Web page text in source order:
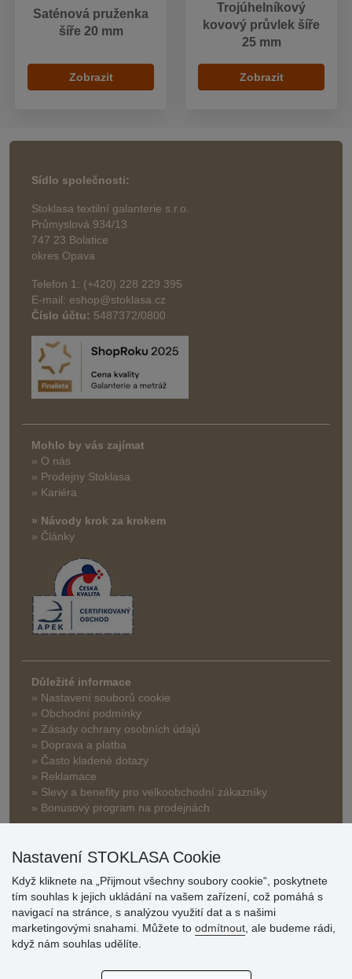
Saténová pruženka
šíře 20 mm
Zobrazit
Trojúhelníkový
kovový průvlek šíře
25 mm
Zobrazit
Sídlo společnosti:
Stoklasa textilní galanterie s.r.o.
Průmyslová 934/13
747 23 Bolatice
okres Opava
Telefon 1: (+420) 228 229 395
E-mail: eshop@stoklasa.cz
Číslo účtu: 5487372/0800
Mohlo by vás zajímat
» O nás
» Prodejny Stoklasa
» Kariéra
» Návody krok za krokem
» Články
Důležité informace
» Nastavení souborů cookie
» Obchodní podmínky
» Zásady ochrany osobních údajů
» Doprava a platba
» Často kladené dotazy
» Reklamace
» Slevy a benefity pro velkoobchodní zákazníky
» Bonusový program na prodejnách
Hodnocení
zákazníků
Nastavení STOKLASA Cookie
Když kliknete na „Přijmout všechny soubory cookie“, poskytnete
tím souhlas k jejich ukládání na vašem zařízení, což pomáhá s
navigací na stránce, s analýzou využití dat a s našimi
marketingovými snahami. Můžete to odmítnout , ale budeme rádi,
když nám souhlas udělíte.